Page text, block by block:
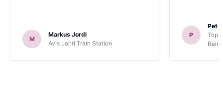
M
Markus Jordi
Avis Lahti Train Station
P